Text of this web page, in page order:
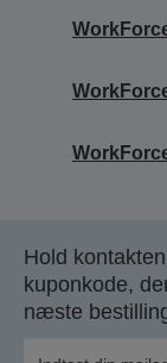
Hold
kuponkode,
næste